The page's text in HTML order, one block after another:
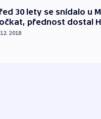
30 lety se snídalo u
přednost dostal
2018